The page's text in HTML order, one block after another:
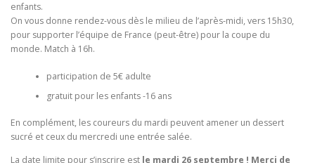
enfants.
On vous donne rendez-vous dès le milieu de l’après-midi, vers 15h30,
pour supporter l’équipe de France (peut-être) pour la coupe du
monde. Match à 16h.
participation de 5€ adulte
gratuit pour les enfants -16 ans
En complément, les coureurs du mardi peuvent amener un dessert
sucré et ceux du mercredi une entrée salée.
La date limite pour s’inscrire est le mardi 26 septembre ! Merci de